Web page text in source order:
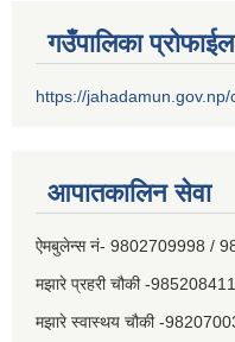
गउँपालिका प्रोफाईल
https://jahadamun.gov.np/
आपातकालिन सेवा
ऐमबुलेन्स नं- 9802709998 /
मझारे प्रहरी चौकी -
मझारे स्वास्थय चौकी -